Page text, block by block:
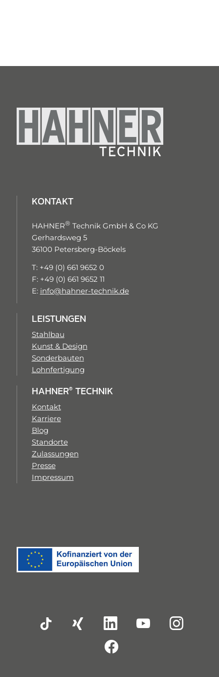
KONTAKT
HAHNER® Technik GmbH & Co KG
Gerhardsweg 5
36100 Petersberg-Böckels
T: +49 (0) 661 9652 0
F: +49 (0) 661 9652 11
E: info@hahner-technik.de
LEISTUNGEN
Stahlbau
Kunst & Design
Sonderbauten
Lohnfertigung
HAHNER® TECHNIK
Kontakt
Karriere
Blog
Standorte
Zulassungen
Presse
Impressum